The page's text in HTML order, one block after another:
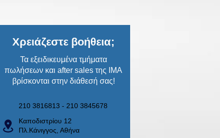
Χρειάζεστε βοήθεια;
Τα εξειδικευμένα τμήματα
πωλήσεων και after sales της ΙΜΑ
βρίσκονται στην διάθεσή σας!
Καποδιστρίου 12
Πλ.Κάνιγγος, Αθήνα
210 3816813 - 210 3845678